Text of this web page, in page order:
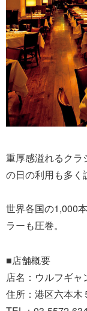
重厚感溢れるクラ
の日の利用も多く
世界各国の1,000
ラーも圧巻。
■店舗概要
店名：ウルフギ
住所：港区六本木